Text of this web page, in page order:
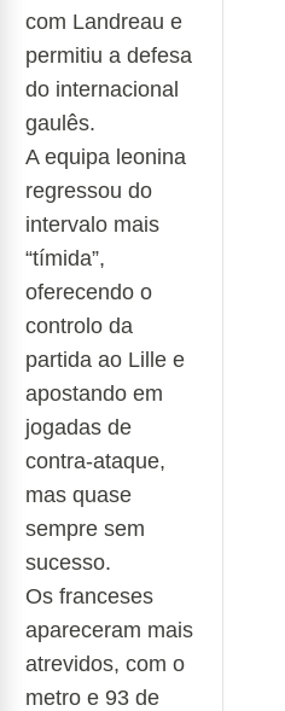
com Landreau e
permitiu a defesa
do internacional
gaulês.
A equipa leonina
regressou do
intervalo mais
“tímida”,
oferecendo o
controlo da
partida ao Lille e
apostando em
jogadas de
contra-ataque,
mas quase
sempre sem
sucesso.
Os franceses
apareceram mais
atrevidos, com o
metro e 93 de